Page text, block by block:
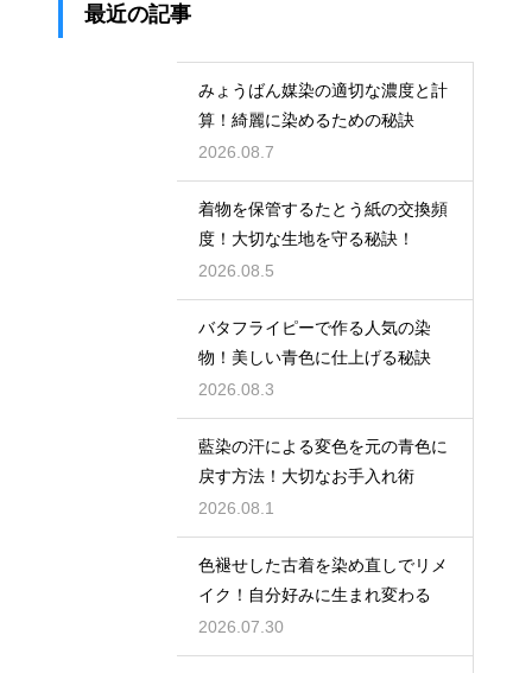
最近の記事
みょうばん媒染の適切な濃度と計
算！綺麗に染めるための秘訣
2026.08.7
着物を保管するたとう紙の交換頻
度！大切な生地を守る秘訣！
2026.08.5
バタフライピーで作る人気の染
物！美しい青色に仕上げる秘訣
2026.08.3
藍染の汗による変色を元の青色に
戻す方法！大切なお手入れ術
2026.08.1
色褪せした古着を染め直しでリメ
イク！自分好みに生まれ変わる
2026.07.30